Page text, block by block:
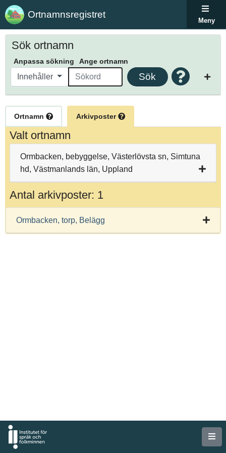
Ortnamnsregistret
Meny
Sök ortnamn
Anpassa sökning Ange ortnamn
Innehåller Sök
Ortnamn Arkivposter
Valt ortnamn
Ormbacken, bebyggelse, Västerlövsta sn, Simtuna
hd, Västmanlands län, Uppland
Antal arkivposter: 1
Ormbacken, torp, Belägg